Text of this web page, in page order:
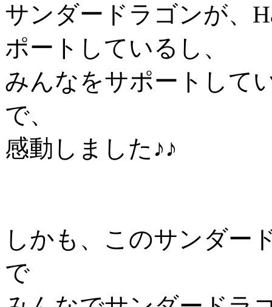
サンダードラゴンが、
ポートしているし、
みんなをサポートして
で、
感動しました♪♪
しかも、このサンダー
で